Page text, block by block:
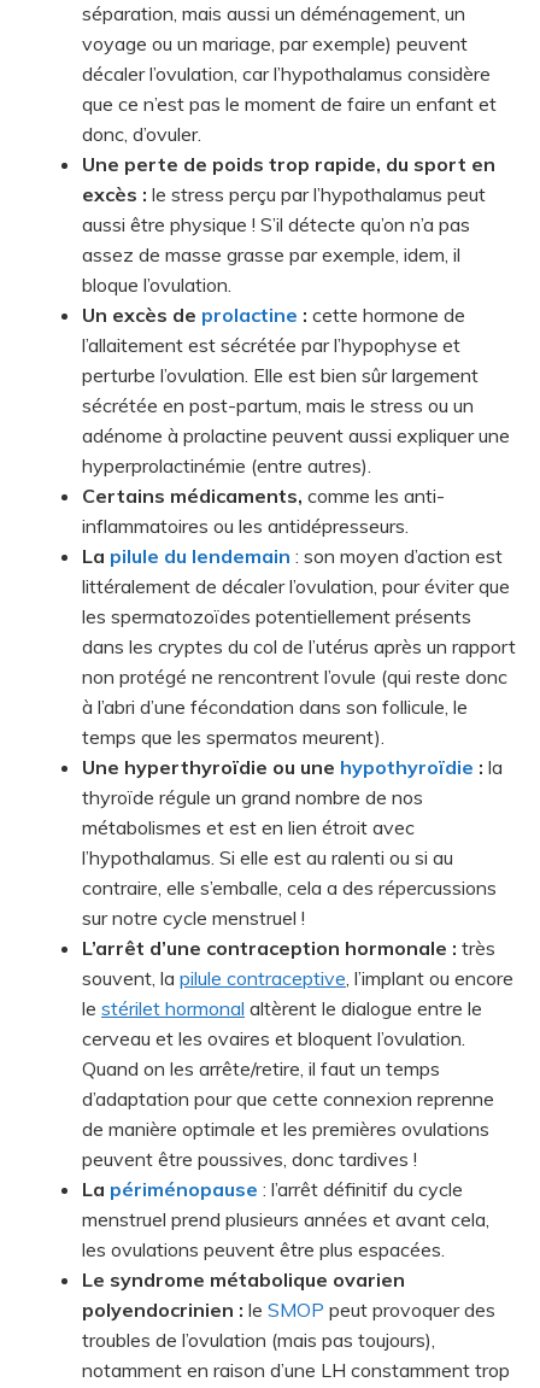
séparation, mais aussi un déménagement, un
voyage ou un mariage, par exemple) peuvent
décaler l’ovulation, car l’hypothalamus considère
que ce n’est pas le moment de faire un enfant et
donc, d’ovuler.
Une perte de poids trop rapide, du sport en
excès : le stress perçu par l’hypothalamus peut
aussi être physique ! S’il détecte qu’on n’a pas
assez de masse grasse par exemple, idem, il
bloque l’ovulation.
Un excès de prolactine : cette hormone de
l’allaitement est sécrétée par l’hypophyse et
perturbe l’ovulation. Elle est bien sûr largement
sécrétée en post-partum, mais le stress ou un
adénome à prolactine peuvent aussi expliquer une
hyperprolactinémie (entre autres).
Certains médicaments, comme les anti-
inflammatoires ou les antidépresseurs.
La pilule du lendemain : son moyen d’action est
littéralement de décaler l’ovulation, pour éviter que
les spermatozoïdes potentiellement présents
dans les cryptes du col de l’utérus après un rapport
non protégé ne rencontrent l’ovule (qui reste donc
à l’abri d’une fécondation dans son follicule, le
temps que les spermatos meurent).
Une hyperthyroïdie ou une hypothyroïdie : la
thyroïde régule un grand nombre de nos
métabolismes et est en lien étroit avec
l’hypothalamus. Si elle est au ralenti ou si au
contraire, elle s’emballe, cela a des répercussions
sur notre cycle menstruel !
L’arrêt d’une contraception hormonale : très
souvent, la pilule contraceptive, l’implant ou encore
le stérilet hormonal altèrent le dialogue entre le
cerveau et les ovaires et bloquent l’ovulation.
Quand on les arrête/retire, il faut un temps
d’adaptation pour que cette connexion reprenne
de manière optimale et les premières ovulations
peuvent être poussives, donc tardives !
La périménopause : l’arrêt définitif du cycle
menstruel prend plusieurs années et avant cela,
les ovulations peuvent être plus espacées.
Le syndrome métabolique ovarien
polyendocrinien : le SMOP peut provoquer des
troubles de l’ovulation (mais pas toujours),
notamment en raison d’une LH constamment trop